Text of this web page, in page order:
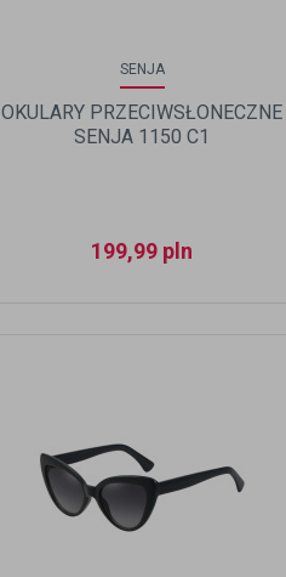
SENJA
OKULARY PRZECIWSŁONECZNE
SENJA 1150 C1
199,99 pln